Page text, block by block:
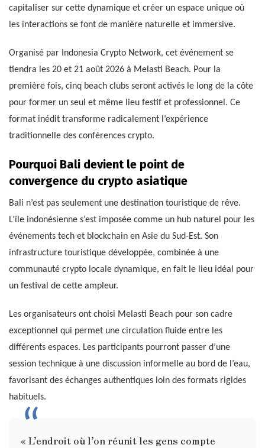
capitaliser sur cette dynamique et créer un espace unique où
les interactions se font de manière naturelle et immersive.
Organisé par Indonesia Crypto Network, cet événement se
tiendra les 20 et 21 août 2026 à Melasti Beach. Pour la
première fois, cinq beach clubs seront activés le long de la côte
pour former un seul et même lieu festif et professionnel. Ce
format inédit transforme radicalement l’expérience
traditionnelle des conférences crypto.
Pourquoi Bali devient le point de
convergence du crypto asiatique
Bali n’est pas seulement une destination touristique de rêve.
L’île indonésienne s’est imposée comme un hub naturel pour les
événements tech et blockchain en Asie du Sud-Est. Son
infrastructure touristique développée, combinée à une
communauté crypto locale dynamique, en fait le lieu idéal pour
un festival de cette ampleur.
Les organisateurs ont choisi Melasti Beach pour son cadre
exceptionnel qui permet une circulation fluide entre les
différents espaces. Les participants pourront passer d’une
session technique à une discussion informelle au bord de l’eau,
favorisant des échanges authentiques loin des formats rigides
habituels.
« L’endroit où l’on réunit les gens compte